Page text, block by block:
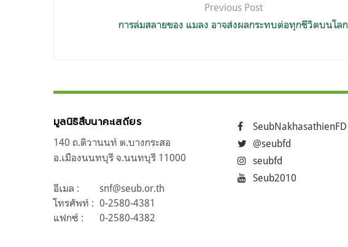
Previous Post
การล่มสลายของ แมลง อาจส่งผลกระทบต่อทุกชีวิตบนโลก
มูลนิธิสืบนาคะเสถียร
140 ถ.ติวานนท์ ต.บางกระสอ
อ.เมืองนนทบุรี จ.นนทบุรี 11000
อีเมล :
snf@seub.or.th
โทรศัพท์ : 0-2580-4381
แฟกซ์ :
0-2580-4382
SeubNakhasathienFD
@seubfd
seubfd
Seub2010